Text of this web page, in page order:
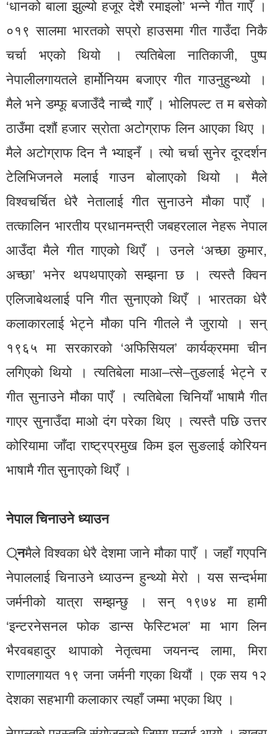
‘धानको बाला झुल्यो हजूर देशै रमाइलो’ भन्ने गीत गाएँ ।
०१९ सालमा भारतको सप्रो हाउसमा गीत गाउँदा निकै
चर्चा भएको थियो । त्यतिबेला नातिकाजी, पुष्प
नेपालीलगायतले हार्मोनियम बजाएर गीत गाउनुहुन्थ्यो ।
मैले भने डम्फू बजाउँदै नाच्दै गाएँ । भोलिपल्ट त म बसेको
ठाउँमा दशौं हजार स्रोता अटोग्राफ लिन आएका थिए ।
मैले अटोग्राफ दिन नै भ्याइनँ । त्यो चर्चा सुनेर दूरदर्शन
टेलिभिजनले मलाई गाउन बोलाएको थियो । मैले
विश्वचर्चित धेरै नेतालाई गीत सुनाउने मौका पाएँ ।
तत्कालिन भारतीय प्रधानमन्त्री जबहरलाल नेहरू नेपाल
आउँदा मैले गीत गाएको थिएँ । उनले ‘अच्छा कुमार,
अच्छा’ भनेर थपथपाएको सम्झना छ । त्यस्तै क्विन
एलिजाबेथलाई पनि गीत सुनाएको थिएँ । भारतका धेरै
कलाकारलाई भेट्ने मौका पनि गीतले नै जुरायो । सन्
१९६५ मा सरकारको ‘अफिसियल’ कार्यक्रममा चीन
लगिएको थियो । त्यतिबेला माआ–त्से–तुङलाई भेट्ने र
गीत सुनाउने मौका पाएँ । त्यतिबेला चिनियाँ भाषामै गीत
गाएर सुनाउँदा माओ दंग परेका थिए । त्यस्तै पछि उत्तर
कोरियामा जाँदा राष्ट्रप्रमुख किम इल सुङलाई कोरियन
भाषामै गीत सुनाएको थिएँ ।
नेपाल चिनाउने ध्याउन
्नमैले विश्वका धेरै देशमा जाने मौका पाएँ । जहाँ गएपनि
नेपाललाई चिनाउने ध्याउन्न हुन्थ्यो मेरो । यस सन्दर्भमा
जर्मनीको यात्रा सम्झन्छु । सन् १९७४ मा हामी
‘इन्टरनेसनल फोक डान्स फेस्टिभल’ मा भाग लिन
भैरवबहादुर थापाको नेतृत्वमा जयनन्द लामा, मिरा
राणालगायत १९ जना जर्मनी गएका थियौं । एक सय १२
देशका सहभागी कलाकार त्यहाँ जम्मा भएका थिए ।